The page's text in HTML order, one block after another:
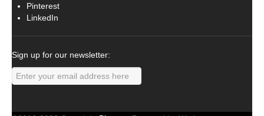
Pinterest
LinkedIn
Sign up for our newsletter: